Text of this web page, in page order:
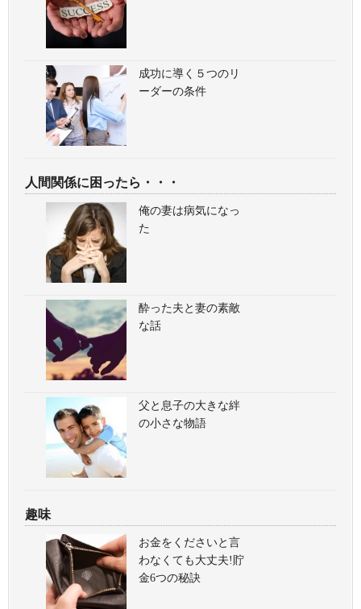
成功に導く５つのリ
ーダーの条件
人間関係に困ったら・・・
俺の妻は病気になっ
た
酔った夫と妻の素敵
な話
父と息子の大きな絆
の小さな物語
趣味
お金をくださいと言
わなくても大丈夫!貯
金6つの秘訣